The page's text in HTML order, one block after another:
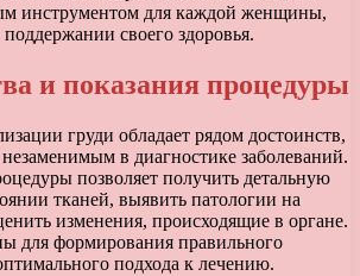
инструментом для каждой женщины,
своего здоровья.
и показания процедуры
груди обладает рядом достоинств,
в диагностике заболеваний.
позволяет получить детальную
тканей, выявить патологии на
изменения, происходящие в органе.
для формирования правильного
подхода к лечению.